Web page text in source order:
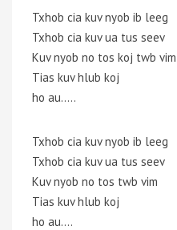
Txhob cia kuv nyob ib leeg
Txhob cia kuv ua tus seev
Kuv nyob no tos koj twb vim
Tias kuv hlub koj
ho au…..
Txhob cia kuv nyob ib leeg
Txhob cia kuv ua tus seev
Kuv nyob no tos twb vim
Tias kuv hlub koj
ho au….